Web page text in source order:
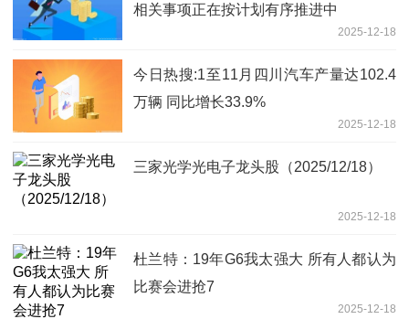
相关事项正在按计划有序推进中
2025-12-18
今日热搜:1至11月四川汽车产量达102.4
万辆 同比增长33.9%
2025-12-18
三家光学光电子龙头股（2025/12/18）
2025-12-18
杜兰特：19年G6我太强大 所有人都认为
比赛会进抢7
2025-12-18